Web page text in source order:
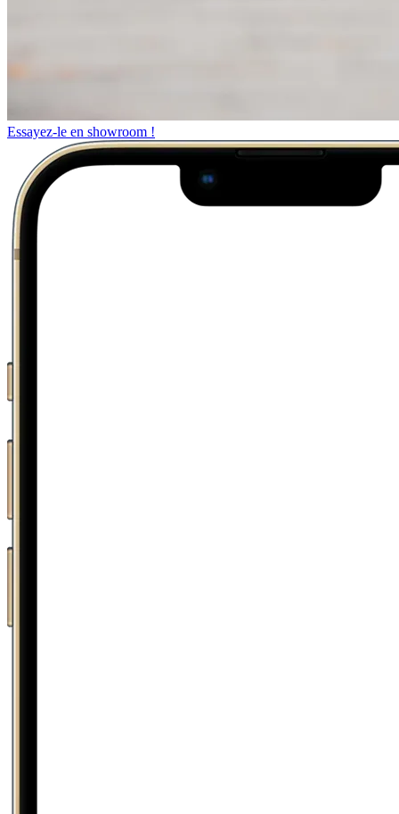
Essayez-le en showroom !